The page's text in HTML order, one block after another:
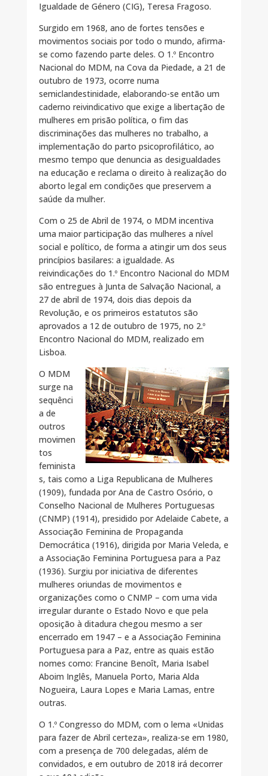
Igualdade de Género (CIG), Teresa Fragoso.
Surgido em 1968, ano de fortes tensões e
movimentos sociais por todo o mundo, afirma-
se como fazendo parte deles. O 1.º Encontro
Nacional do MDM, na Cova da Piedade, a 21 de
outubro de 1973, ocorre numa
semiclandestinidade, elaborando-se então um
caderno reivindicativo que exige a libertação de
mulheres em prisão política, o fim das
discriminações das mulheres no trabalho, a
implementação do parto psicoprofilático, ao
mesmo tempo que denuncia as desigualdades
na educação e reclama o direito à realização do
aborto legal em condições que preservem a
saúde da mulher.
Com o 25 de Abril de 1974, o MDM incentiva
uma maior participação das mulheres a nível
social e político, de forma a atingir um dos seus
princípios basilares: a igualdade. As
reivindicações do 1.º Encontro Nacional do MDM
são entregues à Junta de Salvação Nacional, a
27 de abril de 1974, dois dias depois da
Revolução, e os primeiros estatutos são
aprovados a 12 de outubro de 1975, no 2.º
Encontro Nacional do MDM, realizado em
Lisboa.
O MDM
surge na
sequênci
a de
outros
movimen
tos
feminista
s, tais como a Liga Republicana de Mulheres
(1909), fundada por Ana de Castro Osório, o
Conselho Nacional de Mulheres Portuguesas
(CNMP) (1914), presidido por Adelaide Cabete, a
Associação Feminina de Propaganda
Democrática (1916), dirigida por Maria Veleda, e
a Associação Feminina Portuguesa para a Paz
(1936). Surgiu por iniciativa de diferentes
mulheres oriundas de movimentos e
organizações como o CNMP – com uma vida
irregular durante o Estado Novo e que pela
oposição à ditadura chegou mesmo a ser
encerrado em 1947 – e a Associação Feminina
Portuguesa para a Paz, entre as quais estão
nomes como: Francine Benoît, Maria Isabel
Aboim Inglês, Manuela Porto, Maria Alda
Nogueira, Laura Lopes e Maria Lamas, entre
outras.
O 1.º Congresso do MDM, com o lema «Unidas
para fazer de Abril certeza», realiza-se em 1980,
com a presença de 700 delegadas, além de
convidados, e em outubro de 2018 irá decorrer